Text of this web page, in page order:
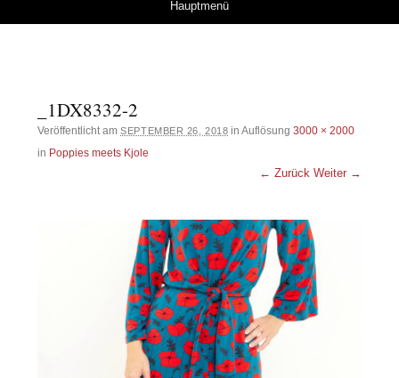
Hauptmenü
_1DX8332-2
Veröffentlicht amSEPTEMBER 26, 2018 in Auflösung3000 × 2000
in Poppies meets Kjole
← Zurück Weiter →